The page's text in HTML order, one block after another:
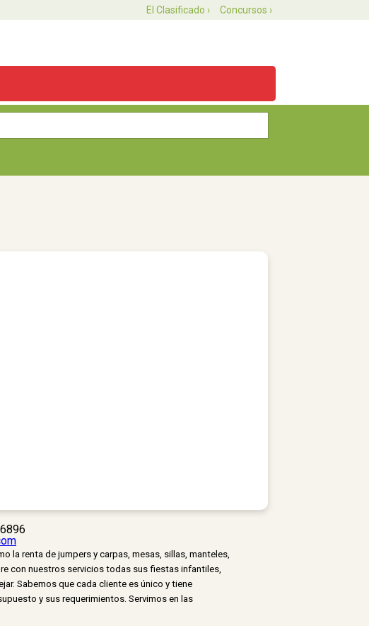
El Clasificado › Concursos ›
la renta de jumpers y carpas, mesas, sillas, manteles,
con nuestros servicios todas sus fiestas infantiles,
Sabemos que cada cliente es único y tiene
y sus requerimientos. Servimos en las